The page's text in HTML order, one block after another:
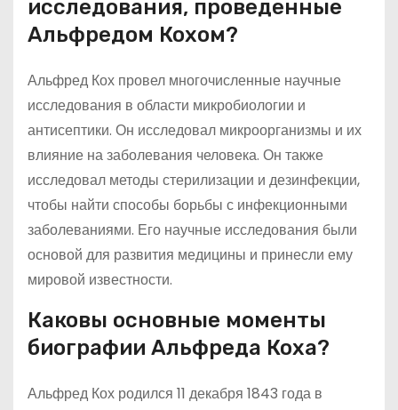
исследования, проведенные
Альфредом Кохом?
Альфред Кох провел многочисленные научные
исследования в области микробиологии и
антисептики. Он исследовал микроорганизмы и их
влияние на заболевания человека. Он также
исследовал методы стерилизации и дезинфекции,
чтобы найти способы борьбы с инфекционными
заболеваниями. Его научные исследования были
основой для развития медицины и принесли ему
мировой известности.
Каковы основные моменты
биографии Альфреда Коха?
Альфред Кох родился 11 декабря 1843 года в